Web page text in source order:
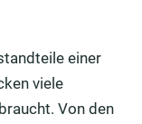
einer
viele
Von den